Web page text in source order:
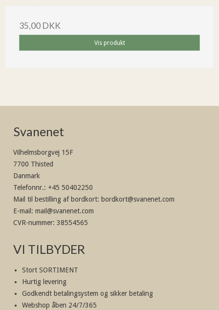
35,00 DKK
Vis produkt
Svanenet
Vilhelmsborgvej 15F
7700 Thisted
Danmark
Telefonnr.: +45 50402250
Mail til bestilling af bordkort: bordkort@svanenet.com
E-mail : mail@svanenet.com
CVR-nummer: 38554565
VI TILBYDER
Stort SORTIMENT
Hurtig levering
Godkendt betalingsystem og sikker betaling
Webshop åben 24/7/365